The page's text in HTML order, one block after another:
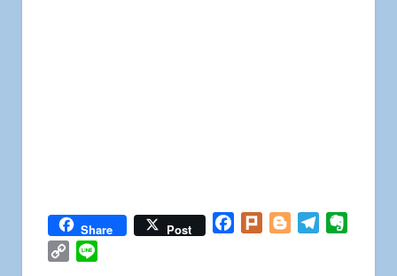
Share Post Facebook
Plurk BloggerTelegram
Copy